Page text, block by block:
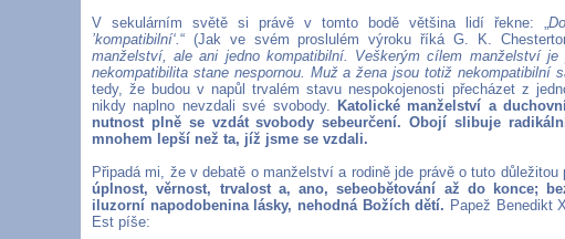
V sekulárním světě si právě v tomto bodě většina lidí řekne: „
’kompatibilní‘.“ (Jak ve svém proslulém výroku říká G. K.
manželství, ale ani jedno kompatibilní. Veškerým cílem manželství
nekompatibilita stane nespornou. Muž a žena jsou totiž nekompatibilní
tedy, že budou v napůl trvalém stavu nespokojenosti přecházet z
nikdy naplno nevzdali své svobody. Katolické manželství a
nutnost plně se vzdát svobody sebeurčení. Obojí slibuje
mnohem lepší než ta, jíž jsme se vzdali.
Připadá mi, že v debatě o manželství a rodině jde právě o tuto důležitou
úplnost, věrnost, trvalost a, ano, sebeobětování až do konce;
iluzorní napodobenina lásky, nehodná Božích dětí. Papež Benedikt
Est píše: